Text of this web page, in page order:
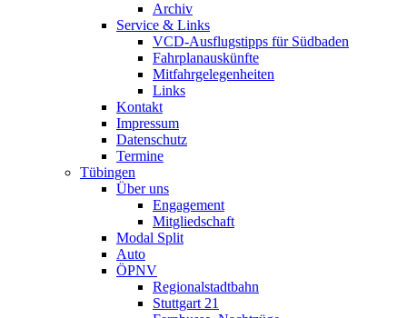
Archiv
Service & Links
VCD-Ausflugstipps für Südbaden
Fahrplanauskünfte
Mitfahrgelegenheiten
Links
Kontakt
Impressum
Datenschutz
Termine
Tübingen
Über uns
Engagement
Mitgliedschaft
Modal Split
Auto
ÖPNV
Regionalstadtbahn
Stuttgart 21